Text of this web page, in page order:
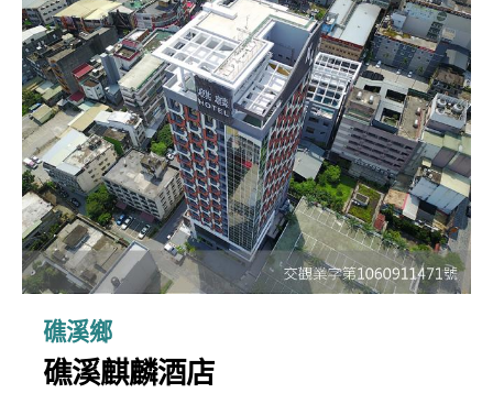
礁溪鄉
礁溪麒麟酒店